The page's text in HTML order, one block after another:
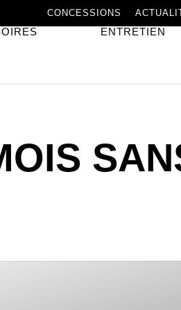
CONCESSIONS
ENTRETIEN